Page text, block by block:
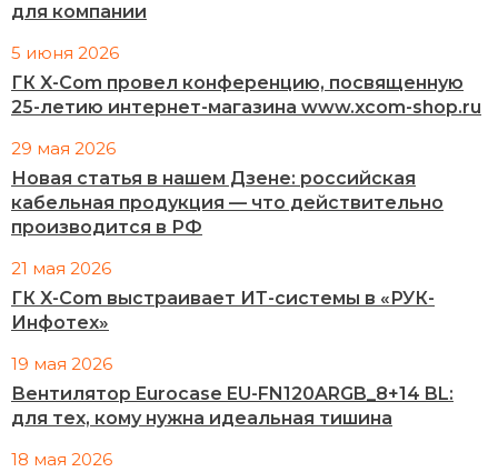
для компании
5 июня 2026
ГК X-Com провел конференцию, посвященную
25-летию интернет-магазина www.xcom-shop.ru
29 мая 2026
Новая статья в нашем Дзене: российская
кабельная продукция — что действительно
производится в РФ
21 мая 2026
ГК X-Com выстраивает ИТ-системы в «РУК-
Инфотех»
19 мая 2026
Вентилятор Eurocase EU-FN120ARGB_8+14 BL:
для тех, кому нужна идеальная тишина
18 мая 2026